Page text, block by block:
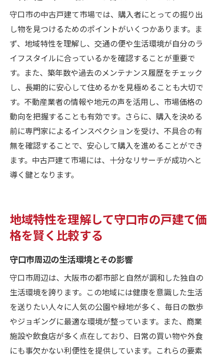
成功事例から学ぶ購入のヒント
守口市の中古戸建て市場では、購入者にとっての掘り出
し物を見つけるためのポイントがいくつかあります。ま
ず、地域特性を理解し、交通の便や生活環境が自分のラ
イフスタイルに合っているかを確認することが重要で
す。また、築年数や過去のメンテナンス履歴をチェック
し、長期的に安心して住めるかを見極めることも大切で
す。不動産業者の情報や地元の声を活用し、市場価格の
動向を把握することも有効です。さらに、購入を決める
前に専門家によるインスペクションを受け、不具合の有
無を確認することで、安心して購入を進めることができ
ます。中古戸建て市場には、十分なリサーチが成功へと
導く鍵となります。
地域特性を理解して守口市の戸建て価
格を賢く比較する
守口市周辺の生活環境とその影響
守口市周辺は、大阪市の都市部と自然が調和した独自の
生活環境を誇ります。この地域には健康を意識した生活
を送りたい人々に人気の公園や緑地が多く、毎日の散歩
やジョギングに最適な環境が整っています。また、商業
施設や飲食店が多く点在しており、日常の買い物や外食
にも事欠かない利便性を提供しています。これらの要素